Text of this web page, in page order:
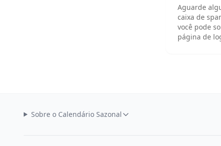
Aguarde
caixa de
você pode
página de
Sobre o Calendário Sazonal